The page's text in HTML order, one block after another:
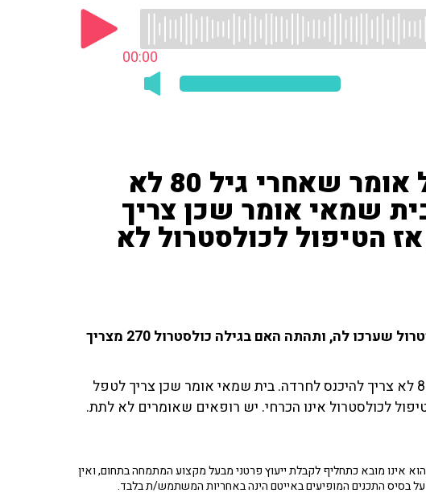
00:00
פרופ' קרסו: "בית הילל אומר שאחרי גיל 80 לא
שמאי אומר שכן צריך
הטיפול לכולסטרול לא
המאזינה (81) שיתפה בערכי בדיקות הכולסטרול שערכו לה, ותהתה האם בגילה כולסטרול 270 מצריך
פרופ' רפי קרסו: "בית הילל אומר שאחרי גיל 80 לא צריך להיכנס לחרדה. בית שמאי אומר שכן צריך לטפל
לכולסטרול אינו הכרחי. יש רופאים שאומרים לא לתת.
מובא כתחליף לקבלת ייעוץ פרטני מבעל מקצוע המתמחה בתחום, ואין
בסיס התכנים המופיעים באייטם הינה באחריות המשתמש/ת בלבד.